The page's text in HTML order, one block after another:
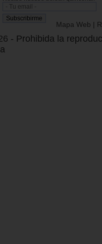
Mapa Web |
- Prohibida la